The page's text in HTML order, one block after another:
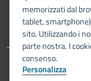
Dichiarazione di
memorizzati dal
tablet,
sito. Utilizzando i
parte nostra. I
consenso.
Personalizza